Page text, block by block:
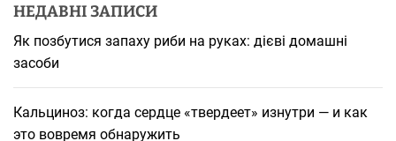
НЕДАВНІ ЗАПИСИ
Як позбутися запаху риби на руках: дієві домашні
засоби
Кальциноз: когда сердце «твердеет» изнутри — и как
это вовремя обнаружить